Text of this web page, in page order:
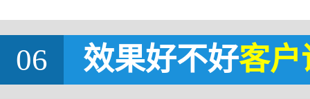
06 效果好不好客户